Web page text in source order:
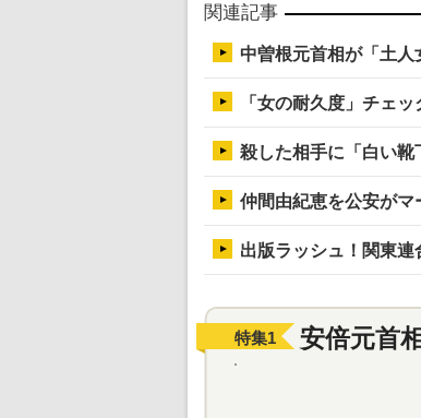
関連記事
中曽根元首相が「土
「女の耐久度」チェ
殺した相手に「白い靴
仲間由紀恵を公安がマ
出版ラッシュ！関東連
特集1 安倍元首